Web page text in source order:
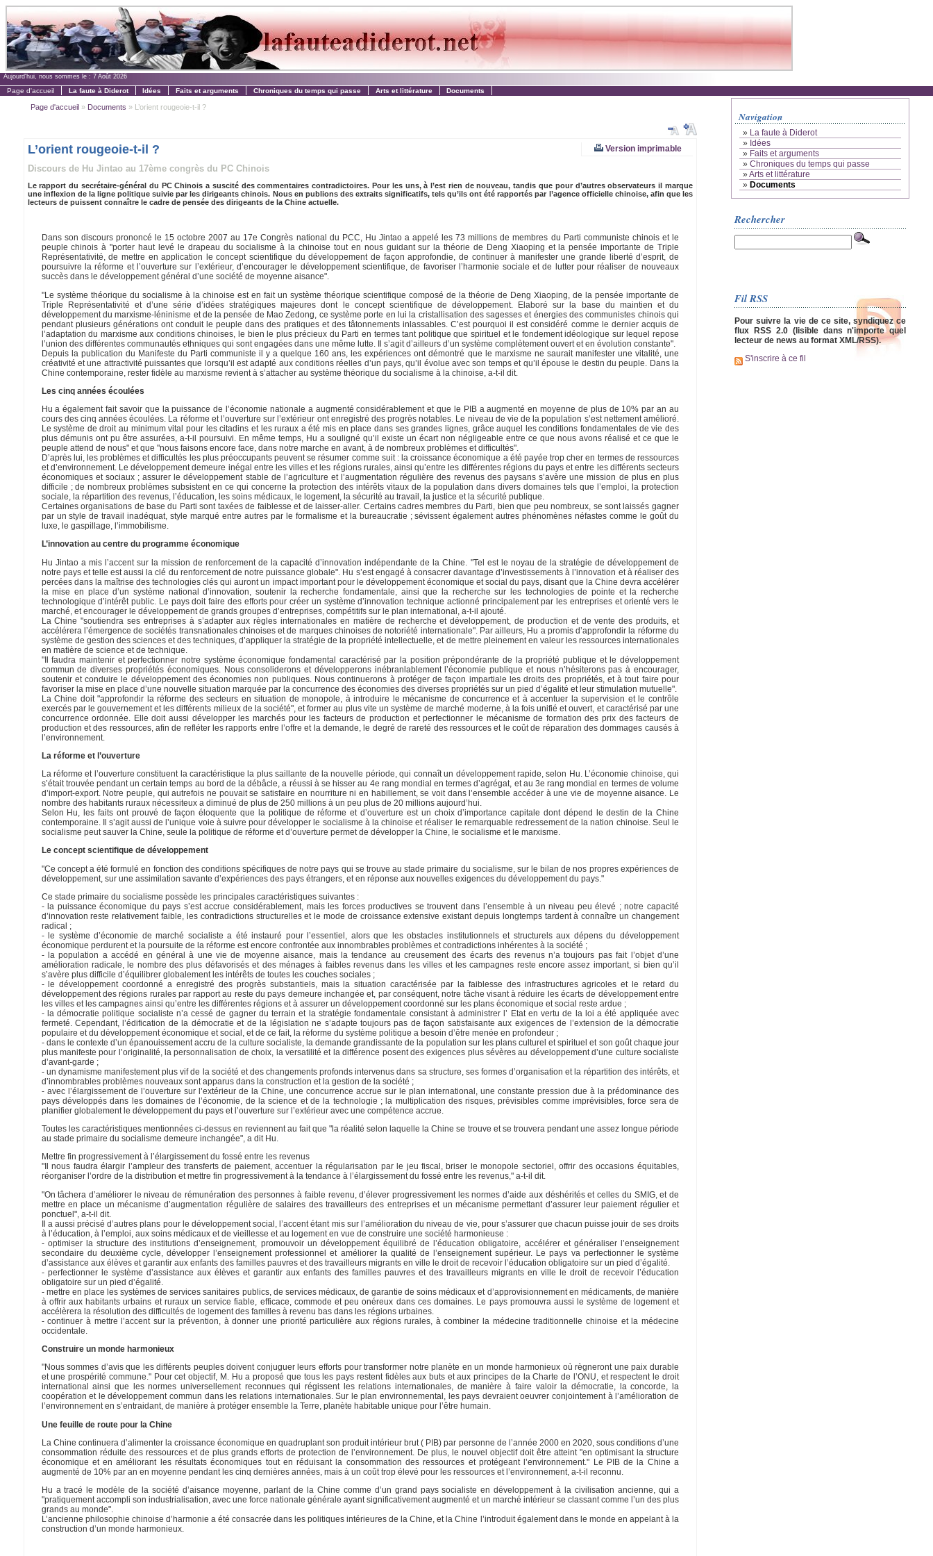
Aujourd'hui, nous sommes le : 7 Août 2026
Page d'accueil La faute à Diderot Idées Faits et arguments Chroniques du temps qui passe Arts et littérature Documents
Page d'accueil» Documents » L’orient rougeoie-t-il ?
Version imprimable
L’orient rougeoie-t-il ?
Discours de Hu Jintao au 17ème congrès du PC Chinois
Le rapport du secrétaire-général du PC Chinois a suscité des commentaires contradictoires. Pour les uns, à l’est rien de nouveau, tandis que pour d’autres observateurs il marque
une inflexion de la ligne politique suivie par les dirigeants chinois. Nous en publions des extraits significatifs, tels qu’ils ont été rapportés par l’agence officielle chinoise, afin que les
lecteurs de puissent connaître le cadre de pensée des dirigeants de la Chine actuelle.
Dans son discours prononcé le 15 octobre 2007 au 17e Congrès national du PCC, Hu Jintao a appelé les 73 millions de membres du Parti communiste chinois et le
peuple chinois à "porter haut levé le drapeau du socialisme à la chinoise tout en nous guidant sur la théorie de Deng Xiaoping et la pensée importante de Triple
Représentativité, de mettre en application le concept scientifique du développement de façon approfondie, de continuer à manifester une grande liberté d’esprit, de
poursuivre la réforme et l’ouverture sur l’extérieur, d’encourager le développement scientifique, de favoriser l’harmonie sociale et de lutter pour réaliser de nouveaux
succès dans le développement général d’une société de moyenne aisance".
"Le système théorique du socialisme à la chinoise est en fait un système théorique scientifique composé de la théorie de Deng Xiaoping, de la pensée importante de
Triple Représentativité et d’une série d’idées stratégiques majeures dont le concept scientifique de développement. Elaboré sur la base du maintien et du
développement du marxisme-léninisme et de la pensée de Mao Zedong, ce système porte en lui la cristallisation des sagesses et énergies des communistes chinois qui
pendant plusieurs générations ont conduit le peuple dans des pratiques et des tâtonnements inlassables. C’est pourquoi il est considéré comme le dernier acquis de
l’adaptation du marxisme aux conditions chinoises, le bien le plus précieux du Parti en termes tant politique que spirituel et le fondement idéologique sur lequel repose
l’union des différentes communautés ethniques qui sont engagées dans une même lutte. Il s’agit d’ailleurs d’un système complètement ouvert et en évolution constante".
Depuis la publication du Manifeste du Parti communiste il y a quelque 160 ans, les expériences ont démontré que le marxisme ne saurait manifester une vitalité, une
créativité et une attractivité puissantes que lorsqu’il est adapté aux conditions réelles d’un pays, qu’il évolue avec son temps et qu’il épouse le destin du peuple. Dans la
Chine contemporaine, rester fidèle au marxisme revient à s’attacher au système théorique du socialisme à la chinoise, a-t-il dit.
Les cinq années écoulées
Hu a également fait savoir que la puissance de l’économie nationale a augmenté considérablement et que le PIB a augmenté en moyenne de plus de 10% par an au
cours des cinq années écoulées. La réforme et l’ouverture sur l’extérieur ont enregistré des progrès notables. Le niveau de vie de la population s’est nettement amélioré.
Le système de droit au minimum vital pour les citadins et les ruraux a été mis en place dans ses grandes lignes, grâce auquel les conditions fondamentales de vie des
plus démunis ont pu être assurées, a-t-il poursuivi. En même temps, Hu a souligné qu’il existe un écart non négligeable entre ce que nous avons réalisé et ce que le
peuple attend de nous" et que "nous faisons encore face, dans notre marche en avant, à de nombreux problèmes et difficultés".
D’après lui, les problèmes et difficultés les plus préoccupants peuvent se résumer comme suit : la croissance économique a été payée trop cher en termes de ressources
et d’environnement. Le développement demeure inégal entre les villes et les régions rurales, ainsi qu’entre les différentes régions du pays et entre les différents secteurs
économiques et sociaux ; assurer le développement stable de l’agriculture et l’augmentation régulière des revenus des paysans s’avère une mission de plus en plus
difficile ; de nombreux problèmes subsistent en ce qui concerne la protection des intérêts vitaux de la population dans divers domaines tels que l’emploi, la protection
sociale, la répartition des revenus, l’éducation, les soins médicaux, le logement, la sécurité au travail, la justice et la sécurité publique.
Certaines organisations de base du Parti sont taxées de faiblesse et de laisser-aller. Certains cadres membres du Parti, bien que peu nombreux, se sont laissés gagner
par un style de travail inadéquat, style marqué entre autres par le formalisme et la bureaucratie ; sévissent également autres phénomènes néfastes comme le goût du
luxe, le gaspillage, l’immobilisme.
L’innovation au centre du programme économique
Hu Jintao a mis l’accent sur la mission de renforcement de la capacité d’innovation indépendante de la Chine. "Tel est le noyau de la stratégie de développement de
notre pays et telle est aussi la clé du renforcement de notre puissance globale". Hu s’est engagé à consacrer davantage d’investissements à l’innovation et à réaliser des
percées dans la maîtrise des technologies clés qui auront un impact important pour le développement économique et social du pays, disant que la Chine devra accélérer
la mise en place d’un système national d’innovation, soutenir la recherche fondamentale, ainsi que la recherche sur les technologies de pointe et la recherche
technologique d’intérêt public. Le pays doit faire des efforts pour créer un système d’innovation technique actionné principalement par les entreprises et orienté vers le
marché, et encourager le développement de grands groupes d’entreprises, compétitifs sur le plan international, a-t-il ajouté.
La Chine "soutiendra ses entreprises à s’adapter aux règles internationales en matière de recherche et développement, de production et de vente des produits, et
accélérera l’émergence de sociétés transnationales chinoises et de marques chinoises de notoriété internationale". Par ailleurs, Hu a promis d’approfondir la réforme du
système de gestion des sciences et des techniques, d’appliquer la stratégie de la propriété intellectuelle, et de mettre pleinement en valeur les ressources internationales
en matière de science et de technique.
"Il faudra maintenir et perfectionner notre système économique fondamental caractérisé par la position prépondérante de la propriété publique et le développement
commun de diverses propriétés économiques. Nous consoliderons et développerons inébranlablement l’économie publique et nous n’hésiterons pas à encourager,
soutenir et conduire le développement des économies non publiques. Nous continuerons à protéger de façon impartiale les droits des propriétés, et à tout faire pour
favoriser la mise en place d’une nouvelle situation marquée par la concurrence des économies des diverses propriétés sur un pied d’égalité et leur stimulation mutuelle".
La Chine doit "approfondir la réforme des secteurs en situation de monopole, à introduire le mécanisme de concurrence et à accentuer la supervision et le contrôle
exercés par le gouvernement et les différents milieux de la société", et former au plus vite un système de marché moderne, à la fois unifié et ouvert, et caractérisé par une
concurrence ordonnée. Elle doit aussi développer les marchés pour les facteurs de production et perfectionner le mécanisme de formation des prix des facteurs de
production et des ressources, afin de refléter les rapports entre l’offre et la demande, le degré de rareté des ressources et le coût de réparation des dommages causés à
l’environnement.
La réforme et l’ouverture
La réforme et l’ouverture constituent la caractéristique la plus saillante de la nouvelle période, qui connaît un développement rapide, selon Hu. L’économie chinoise, qui
s’était trouvée pendant un certain temps au bord de la débâcle, a réussi à se hisser au 4e rang mondial en termes d’agrégat, et au 3e rang mondial en termes de volume
d’import-export. Notre peuple, qui autrefois ne pouvait se satisfaire en nourriture ni en habillement, se voit dans l’ensemble accéder à une vie de moyenne aisance. Le
nombre des habitants ruraux nécessiteux a diminué de plus de 250 millions à un peu plus de 20 millions aujourd’hui.
Selon Hu, les faits ont prouvé de façon éloquente que la politique de réforme et d’ouverture est un choix d’importance capitale dont dépend le destin de la Chine
contemporaine. Il s’agit aussi de l’unique voie à suivre pour développer le socialisme à la chinoise et réaliser le remarquable redressement de la nation chinoise. Seul le
socialisme peut sauver la Chine, seule la politique de réforme et d’ouverture permet de développer la Chine, le socialisme et le marxisme.
Le concept scientifique de développement
"Ce concept a été formulé en fonction des conditions spécifiques de notre pays qui se trouve au stade primaire du socialisme, sur le bilan de nos propres expériences de
développement, sur une assimilation savante d’expériences des pays étrangers, et en réponse aux nouvelles exigences du développement du pays."
Ce stade primaire du socialisme possède les principales caractéristiques suivantes :
- la puissance économique du pays s’est accrue considérablement, mais les forces productives se trouvent dans l’ensemble à un niveau peu élevé ; notre capacité
d’innovation reste relativement faible, les contradictions structurelles et le mode de croissance extensive existant depuis longtemps tardent à connaître un changement
radical ;
- le système d’économie de marché socialiste a été instauré pour l’essentiel, alors que les obstacles institutionnels et structurels aux dépens du développement
économique perdurent et la poursuite de la réforme est encore confrontée aux innombrables problèmes et contradictions inhérentes à la société ;
- la population a accédé en général à une vie de moyenne aisance, mais la tendance au creusement des écarts des revenus n’a toujours pas fait l’objet d’une
amélioration radicale, le nombre des plus défavorisés et des ménages à faibles revenus dans les villes et les campagnes reste encore assez important, si bien qu’il
s’avère plus difficile d’équilibrer globalement les intérêts de toutes les couches sociales ;
- le développement coordonné a enregistré des progrès substantiels, mais la situation caractérisée par la faiblesse des infrastructures agricoles et le retard du
développement des régions rurales par rapport au reste du pays demeure inchangée et, par conséquent, notre tâche visant à réduire les écarts de développement entre
les villes et les campagnes ainsi qu’entre les différentes régions et à assurer un développement coordonné sur les plans économique et social reste ardue ;
- la démocratie politique socialiste n’a cessé de gagner du terrain et la stratégie fondamentale consistant à administrer l’ Etat en vertu de la loi a été appliquée avec
fermeté. Cependant, l’édification de la démocratie et de la législation ne s’adapte toujours pas de façon satisfaisante aux exigences de l’extension de la démocratie
populaire et du développement économique et social, et de ce fait, la réforme du système politique a besoin d’être menée en profondeur ;
- dans le contexte d’un épanouissement accru de la culture socialiste, la demande grandissante de la population sur les plans culturel et spirituel et son goût chaque jour
plus manifeste pour l’originalité, la personnalisation de choix, la versatilité et la différence posent des exigences plus sévères au développement d’une culture socialiste
d’avant-garde ;
- un dynamisme manifestement plus vif de la société et des changements profonds intervenus dans sa structure, ses formes d’organisation et la répartition des intérêts, et
d’innombrables problèmes nouveaux sont apparus dans la construction et la gestion de la société ;
- avec l’élargissement de l’ouverture sur l’extérieur de la Chine, une concurrence accrue sur le plan international, une constante pression due à la prédominance des
pays développés dans les domaines de l’économie, de la science et de la technologie ; la multiplication des risques, prévisibles comme imprévisibles, force sera de
planifier globalement le développement du pays et l’ouverture sur l’extérieur avec une compétence accrue.
Toutes les caractéristiques mentionnées ci-dessus en reviennent au fait que "la réalité selon laquelle la Chine se trouve et se trouvera pendant une assez longue période
au stade primaire du socialisme demeure inchangée", a dit Hu.
Mettre fin progressivement à l’élargissement du fossé entre les revenus
"Il nous faudra élargir l’ampleur des transferts de paiement, accentuer la régularisation par le jeu fiscal, briser le monopole sectoriel, offrir des occasions équitables,
réorganiser l’ordre de la distribution et mettre fin progressivement à la tendance à l’élargissement du fossé entre les revenus," a-t-il dit.
"On tâchera d’améliorer le niveau de rémunération des personnes à faible revenu, d’élever progressivement les normes d’aide aux déshérités et celles du SMIG, et de
mettre en place un mécanisme d’augmentation régulière de salaires des travailleurs des entreprises et un mécanisme permettant d’assurer leur paiement régulier et
ponctuel", a-t-il dit.
Il a aussi précisé d’autres plans pour le développement social, l’accent étant mis sur l’amélioration du niveau de vie, pour s’assurer que chacun puisse jouir de ses droits
à l’éducation, à l’emploi, aux soins médicaux et de vieillesse et au logement en vue de construire une société harmonieuse :
- optimiser la structure des institutions d’enseignement, promouvoir un développement équilibré de l’éducation obligatoire, accélérer et généraliser l’enseignement
secondaire du deuxième cycle, développer l’enseignement professionnel et améliorer la qualité de l’enseignement supérieur. Le pays va perfectionner le système
d’assistance aux élèves et garantir aux enfants des familles pauvres et des travailleurs migrants en ville le droit de recevoir l’éducation obligatoire sur un pied d’égalité.
- perfectionner le système d’assistance aux élèves et garantir aux enfants des familles pauvres et des travailleurs migrants en ville le droit de recevoir l’éducation
obligatoire sur un pied d’égalité.
- mettre en place les systèmes de services sanitaires publics, de services médicaux, de garantie de soins médicaux et d’approvisionnement en médicaments, de manière
à offrir aux habitants urbains et ruraux un service fiable, efficace, commode et peu onéreux dans ces domaines. Le pays promouvra aussi le système de logement et
accélèrera la résolution des difficultés de logement des familles à revenu bas dans les régions urbaines.
- continuer à mettre l’accent sur la prévention, à donner une priorité particulière aux régions rurales, à combiner la médecine traditionnelle chinoise et la médecine
occidentale.
Construire un monde harmonieux
"Nous sommes d’avis que les différents peuples doivent conjuguer leurs efforts pour transformer notre planète en un monde harmonieux où règneront une paix durable
et une prospérité commune." Pour cet objectif, M. Hu a proposé que tous les pays restent fidèles aux buts et aux principes de la Charte de l’ONU, et respectent le droit
international ainsi que les normes universellement reconnues qui régissent les relations internationales, de manière à faire valoir la démocratie, la concorde, la
coopération et le développement commun dans les relations internationales. Sur le plan environnemental, les pays devraient oeuvrer conjointement à l’amélioration de
l’environnement en s’entraidant, de manière à protéger ensemble la Terre, planète habitable unique pour l’être humain.
Une feuille de route pour la Chine
La Chine continuera d’alimenter la croissance économique en quadruplant son produit intérieur brut ( PIB) par personne de l’année 2000 en 2020, sous conditions d’une
consommation réduite des ressources et de plus grands efforts de protection de l’environnement. De plus, le nouvel objectif doit être atteint "en optimisant la structure
économique et en améliorant les résultats économiques tout en réduisant la consommation des ressources et protégeant l’environnement." Le PIB de la Chine a
augmenté de 10% par an en moyenne pendant les cinq dernières années, mais à un coût trop élevé pour les ressources et l’environnement, a-t-il reconnu.
Hu a tracé le modèle de la société d’aisance moyenne, parlant de la Chine comme d’un grand pays socialiste en développement à la civilisation ancienne, qui a
"pratiquement accompli son industrialisation, avec une force nationale générale ayant significativement augmenté et un marché intérieur se classant comme l’un des plus
grands au monde".
L’ancienne philosophie chinoise d’harmonie a été consacrée dans les politiques intérieures de la Chine, et la Chine l’introduit également dans le monde en appelant à la
construction d’un monde harmonieux.
Navigation
» La faute à Diderot
» Idées
» Faits et arguments
» Chroniques du temps qui passe
»Arts et littérature
» Documents
Rechercher
Fil RSS
Pour suivre la vie de ce site, syndiquez ce
flux RSS 2.0 (lisible dans n'importe quel
lecteur de news au format XML/RSS).
S'inscrire à ce fil